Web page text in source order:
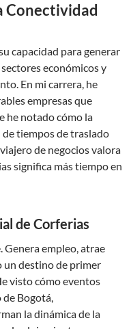
Conectividad
capacidad para generar
económicos y
En mi carrera, he
empresas que
he notado cómo la
de tiempos de traslado
de negocios valora
significa más tiempo en
de Corferias
Genera empleo, atrae
un destino de primer
visto cómo eventos
Bogotá,
la dinámica de la